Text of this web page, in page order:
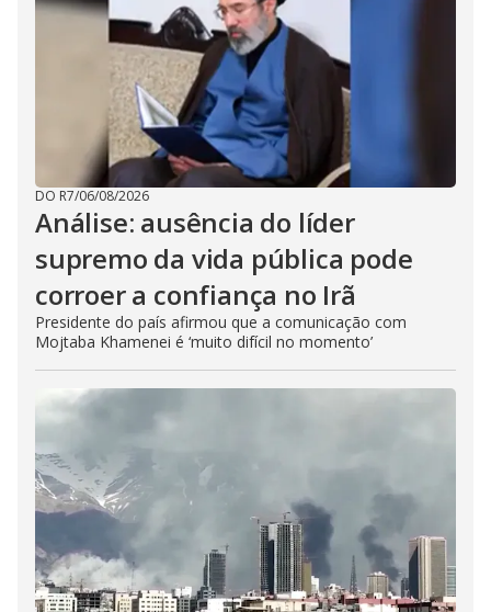
DO R7/06/08/2026
Análise: ausência do líder
supremo da vida pública pode
corroer a confiança no Irã
Presidente do país afirmou que a comunicação com
Mojtaba Khamenei é ‘muito difícil no momento’